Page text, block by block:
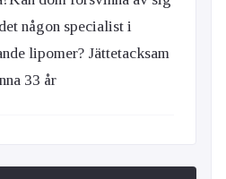
någon specialist i
lipomer? Jättetacksam
33 år